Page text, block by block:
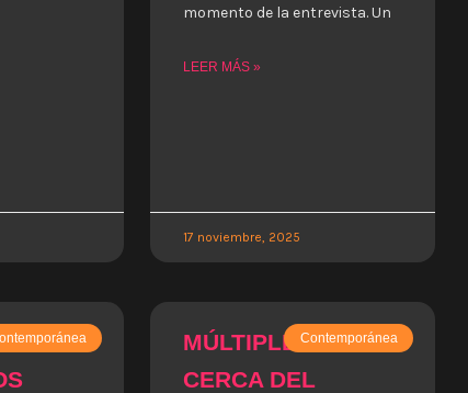
momento de la entrevista. Un
LEER MÁS »
17 noviembre, 2025
Contemporánea
MÚLTIPLE Y
CERCA DEL